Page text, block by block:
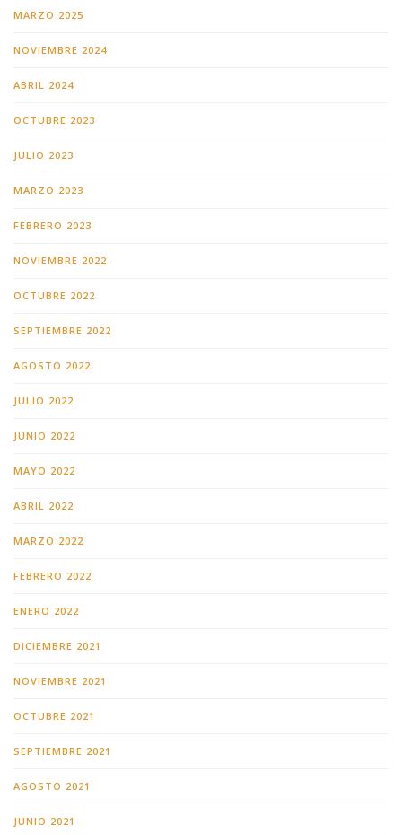
MARZO 2025
NOVIEMBRE 2024
ABRIL 2024
OCTUBRE 2023
JULIO 2023
MARZO 2023
FEBRERO 2023
NOVIEMBRE 2022
OCTUBRE 2022
SEPTIEMBRE 2022
AGOSTO 2022
JULIO 2022
JUNIO 2022
MAYO 2022
ABRIL 2022
MARZO 2022
FEBRERO 2022
ENERO 2022
DICIEMBRE 2021
NOVIEMBRE 2021
OCTUBRE 2021
SEPTIEMBRE 2021
AGOSTO 2021
JUNIO 2021